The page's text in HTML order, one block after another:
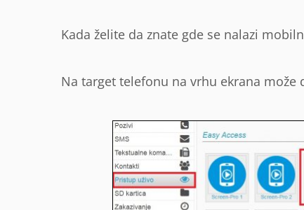
Kada želite da znate gde se nalazi
Na target telefonu na vrhu ekrana